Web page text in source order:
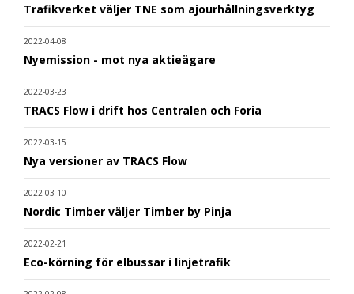
Trafikverket väljer TNE som ajourhållningsverktyg
2022-04-08
Nyemission - mot nya aktieägare
2022-03-23
TRACS Flow i drift hos Centralen och Foria
2022-03-15
Nya versioner av TRACS Flow
2022-03-10
Nordic Timber väljer Timber by Pinja
2022-02-21
Eco-körning för elbussar i linjetrafik